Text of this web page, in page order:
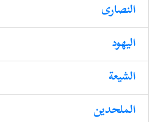
النصارى
الیھود
الشيعة
الملحدین